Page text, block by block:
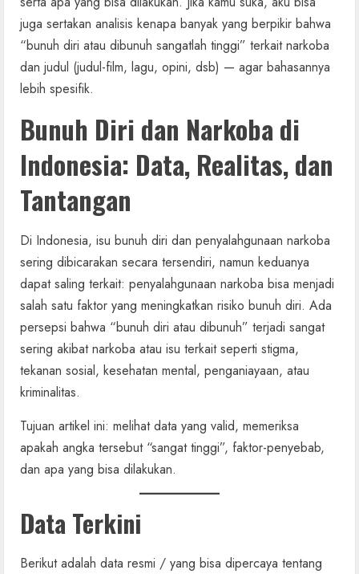
juga sertakan analisis kenapa banyak yang berpikir bahwa
“bunuh diri atau dibunuh sangatlah tinggi” terkait narkoba
dan judul (judul-film, lagu, opini, dsb) — agar bahasannya
lebih spesifik.
Bunuh Diri dan Narkoba di
Indonesia: Data, Realitas, dan
Tantangan
Di Indonesia, isu bunuh diri dan penyalahgunaan narkoba
sering dibicarakan secara tersendiri, namun keduanya
dapat saling terkait: penyalahgunaan narkoba bisa menjadi
salah satu faktor yang meningkatkan risiko bunuh diri. Ada
persepsi bahwa “bunuh diri atau dibunuh” terjadi sangat
sering akibat narkoba atau isu terkait seperti stigma,
tekanan sosial, kesehatan mental, penganiayaan, atau
kriminalitas.
Tujuan artikel ini: melihat data yang valid, memeriksa
apakah angka tersebut “sangat tinggi”, faktor-penyebab,
dan apa yang bisa dilakukan.
Data Terkini
Berikut adalah data resmi / yang bisa dipercaya tentang